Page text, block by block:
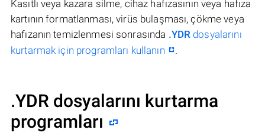
Kasıtlı veya kazara silme, cihaz hafızasının veya hafıza
kartının formatlanması, virüs bulaşması, çökme veya
hafızanın temizlenmesi sonrasında .YDR dosyalarını
kurtarmak için programları kullanın
.
.YDR dosyalarını kurtarma
programları